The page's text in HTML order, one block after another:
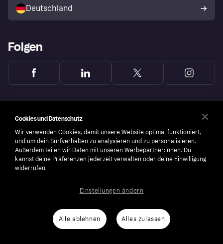
Käuferschutzrichtlinie
Deutschland
Folgen
number: 556737-0431
Nutzungsbedingungen CookiesKlarna.com
Cookies und Datenschutz
Wir verwenden Cookies, damit unsere Website optimal funktioniert,
und um dein Surfverhalten zu analysieren und zu personalisieren.
Außerdem teilen wir Daten mit unseren Werbepartner:innen. Du
kannst deine Präferenzen jederzeit verwalten oder deine Einwilligung
widerrufen.
Alle ablehnen Alles zulassen
Einstellungen ändern